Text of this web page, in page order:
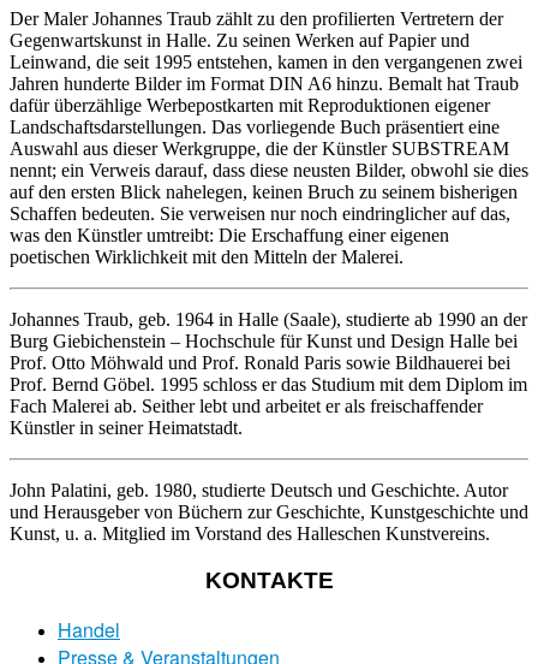
Der Maler Johannes Traub zählt zu den profilierten Vertretern der
Gegenwartskunst in Halle. Zu seinen Werken auf Papier und
Leinwand, die seit 1995 entstehen, kamen in den vergangenen zwei
Jahren hunderte Bilder im Format DIN A6 hinzu. Bemalt hat Traub
dafür überzählige Werbepostkarten mit Reproduktionen eigener
Landschaftsdarstellungen. Das vorliegende Buch präsentiert eine
Auswahl aus dieser Werkgruppe, die der Künstler SUBSTREAM
nennt; ein Verweis darauf, dass diese neusten Bilder, obwohl sie dies
auf den ersten Blick nahelegen, keinen Bruch zu seinem bisherigen
Schaffen bedeuten. Sie verweisen nur noch eindringlicher auf das,
was den Künstler umtreibt: Die Erschaffung einer eigenen
poetischen Wirklichkeit mit den Mitteln der Malerei.
Johannes Traub, geb. 1964 in Halle (Saale), studierte ab 1990 an der
Burg Giebichenstein – Hochschule für Kunst und Design Halle bei
Prof. Otto Möhwald und Prof. Ronald Paris sowie Bildhauerei bei
Prof. Bernd Göbel. 1995 schloss er das Studium mit dem Diplom im
Fach Malerei ab. Seither lebt und arbeitet er als freischaffender
Künstler in seiner Heimatstadt.
John Palatini, geb. 1980, studierte Deutsch und Geschichte. Autor
und Herausgeber von Büchern zur Geschichte, Kunstgeschichte und
Kunst, u. a. Mitglied im Vorstand des Halleschen Kunstvereins.
KONTAKTE
Handel
Presse & Veranstaltungen